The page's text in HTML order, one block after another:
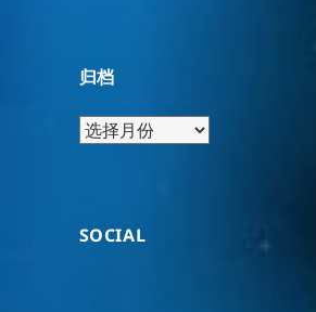
归档
归
SOCIAL